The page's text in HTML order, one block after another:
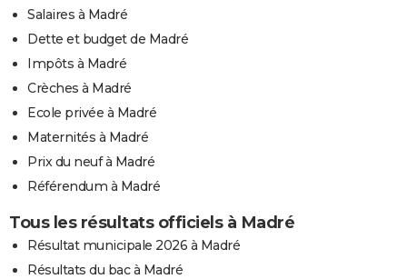
Salaires à Madré
Dette et budget de Madré
Impôts à Madré
Crèches à Madré
Ecole privée à Madré
Maternités à Madré
Prix du neuf à Madré
Référendum à Madré
Tous les résultats officiels à Madré
Résultat municipale 2026 à Madré
Résultats du bac à Madré